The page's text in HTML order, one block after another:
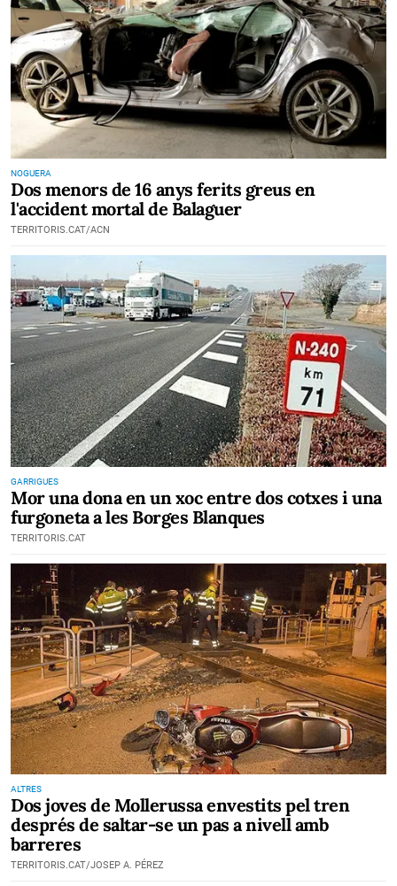
NOGUERA
Dos menors de 16 anys ferits greus en
l'accident mortal de Balaguer
TERRITORIS.CAT/ACN
GARRIGUES
Mor una dona en un xoc entre dos cotxes i una
furgoneta a les Borges Blanques
TERRITORIS.CAT
ALTRES
Dos joves de Mollerussa envestits pel tren
després de saltar-se un pas a nivell amb
barreres
TERRITORIS.CAT/JOSEP A. PÉREZ